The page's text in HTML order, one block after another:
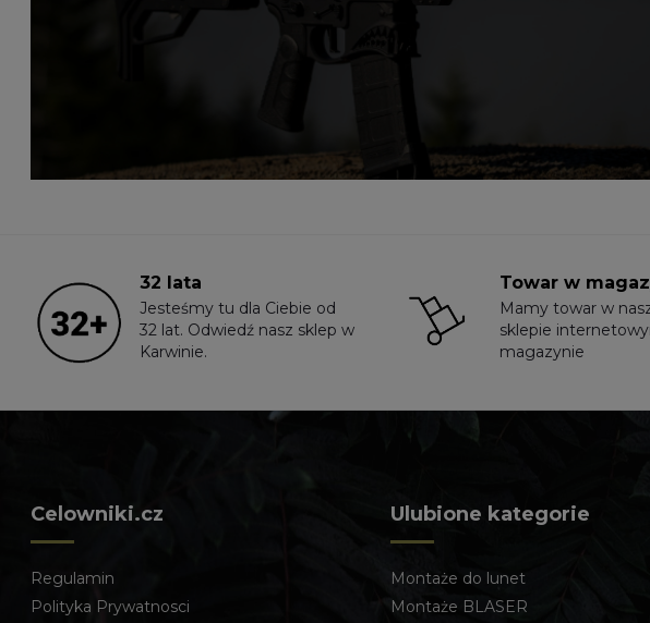
32 lata
Jesteśmy tu dla Ciebie od
32 lat. Odwiedź nasz sklep w
Karwinie.
Towar w
Mamy towar w
sklepie
magazynie
Celowniki.cz
Regulamin
Polityka Prywatnosci
Ulubione kategorie
Montaże do lunet
Montaże BLASER